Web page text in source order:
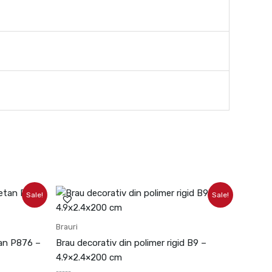
Sale!
P876 –
Sale!
Brauri
Brau decorativ din polimer rigid B9 –
4.9×2.4×200 cm
Prețul
a
Prețul
curent